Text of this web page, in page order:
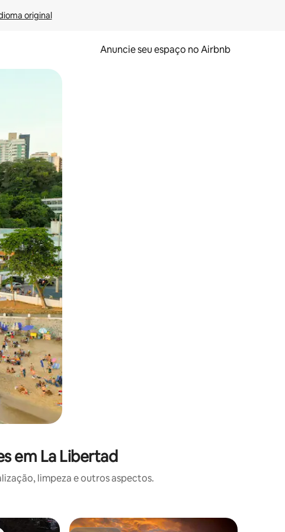
original
Anuncie seu espaço no Airbnb
e deslizando o dedo na tela.
em La Libertad
limpeza e outros aspectos.